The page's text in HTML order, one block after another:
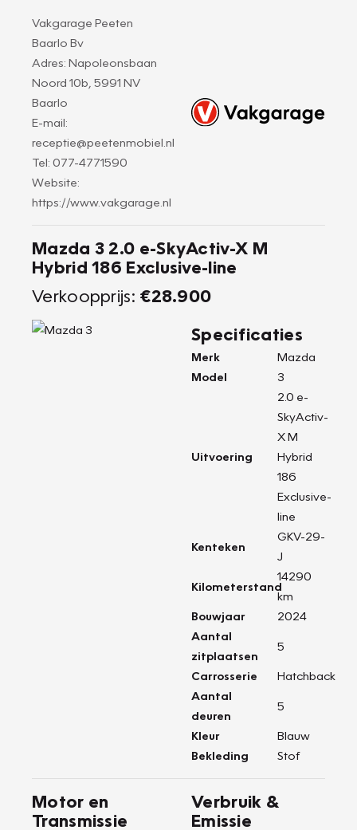
Vakgarage Peeten
Baarlo Bv
Adres: Napoleonsbaan
Noord 10b, 5991 NV
Baarlo
E-mail:
receptie@peetenmobiel.nl
Tel: 077-4771590
Website:
https://www.vakgarage.nl
Mazda 3 2.0 e-SkyActiv-X M
Hybrid 186 Exclusive-line
Verkoopprijs: €28.900
Specificaties
Merk
Mazda
Model
3
Uitvoering
2.0 e-
SkyActiv-
X M
Hybrid
186
Exclusive-
line
Kenteken
GKV-29-
J
Kilometerstand
14290
km
Bouwjaar
2024
Aantal
zitplaatsen
5
Carrosserie
Hatchback
Aantal
deuren
5
Kleur
Blauw
Bekleding
Stof
Motor en
Transmissie
Verbruik &
Emissie